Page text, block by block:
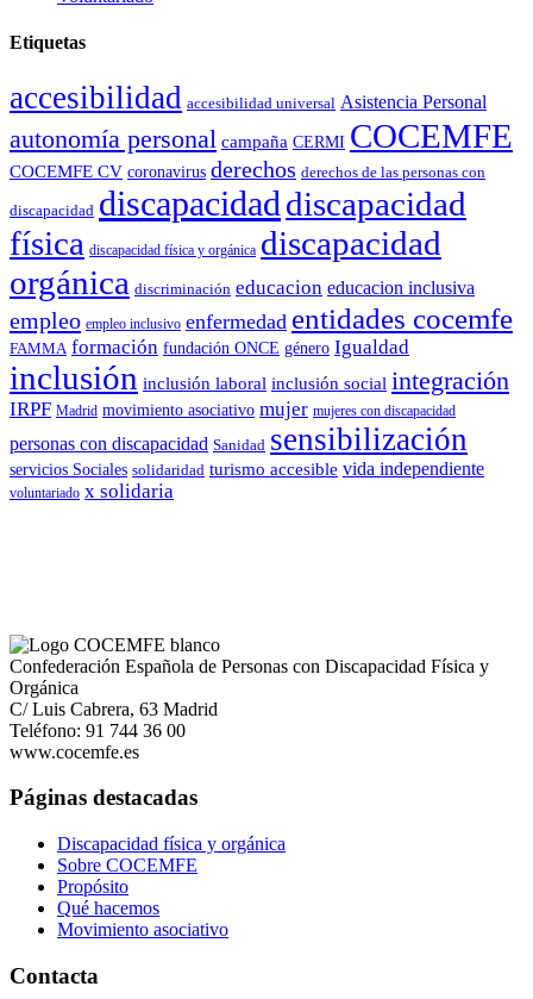
Etiquetas
accesibilidad accesibilidad universal Asistencia Personal
autonomía personal campaña CERMI COCEMFE
COCEMFE CV coronavirus derechos derechos de las personas con
discapacidad discapacidad discapacidad
física discapacidad física y orgánica discapacidad
orgánica discriminación educacion educacion inclusiva
empleo empleo inclusivo enfermedad entidades cocemfe
FAMMA formación fundación ONCE género Igualdad
inclusión inclusión laboral inclusión social integración
IRPF Madrid movimiento asociativo mujer mujeres con discapacidad
personas con discapacidad Sanidad sensibilización
servicios Sociales solidaridad turismo accesible vida independiente
voluntariado x solidaria
Confederación Española de Personas con Discapacidad Física y
Orgánica
C/ Luis Cabrera, 63 Madrid
Teléfono: 91 744 36 00
www.cocemfe.es
Páginas destacadas
Discapacidad física y orgánica
Sobre COCEMFE
Propósito
Qué hacemos
Movimiento asociativo
Contacta